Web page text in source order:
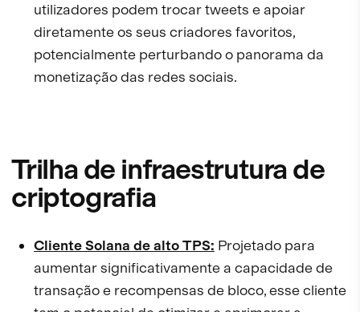
utilizadores podem trocar tweets e apoiar
diretamente os seus criadores favoritos,
potencialmente perturbando o panorama da
monetização das redes sociais.
Trilha de infraestrutura de
criptografia
Cliente Solana de alto TPS: Projetado para
aumentar significativamente a capacidade de
transação e recompensas de bloco, esse cliente